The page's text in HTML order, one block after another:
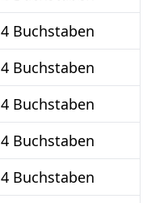
4 Buchstaben
4 Buchstaben
4 Buchstaben
4 Buchstaben
4 Buchstaben